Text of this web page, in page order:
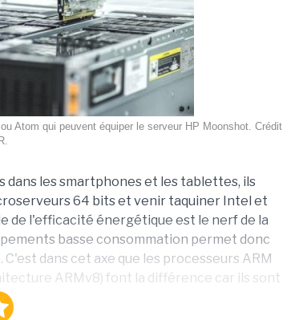
Atom qui peuvent équiper le serveur HP Moonshot. Crédit
dans les smartphones et les tablettes, ils
64 bits et venir taquiner Intel et
de l'efficacité énergétique est le nerf de la
basse consommation permet donc
dans cet axe que les processeurs ARM
ARMv8) font la différence car ils sont